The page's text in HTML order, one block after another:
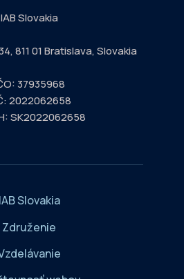
IAB Slovakia
811 01 Bratislava, Slovakia
37935968
2022062658
SK2022062658
IAB Slovakia
Združenie